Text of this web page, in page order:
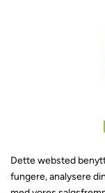
Vælg
Afgræns
5-
Dette websted
fungere, analysere